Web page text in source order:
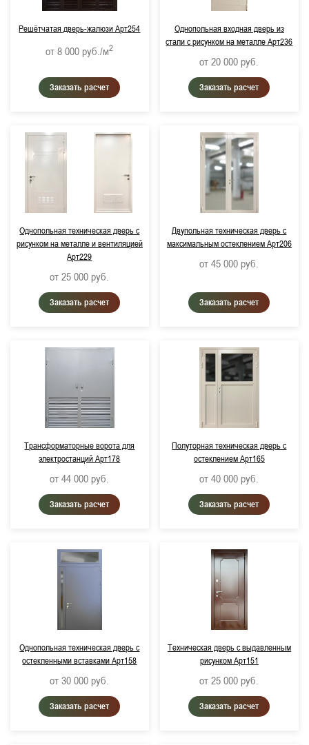
Решётчатая дверь-жалюзи Арт254
от 8 000 руб./м2
Заказать расчет
Однопольная входная дверь из
стали с рисунком на металле Арт236
от 20 000 руб.
Заказать расчет
Однопольная техническая дверь с
рисунком на металле и вентиляцией
Арт229
от 25 000 руб.
Заказать расчет
Двупольная техническая дверь с
максимальным остеклением Арт206
от 45 000 руб.
Заказать расчет
Трансформаторные ворота для
электростанций Арт178
от 44 000 руб.
Заказать расчет
Полуторная техническая дверь с
остеклением Арт165
от 40 000 руб.
Заказать расчет
Однопольная техническая дверь с
остекленными вставками Арт158
от 30 000 руб.
Заказать расчет
Техническая дверь с выдавленным
рисунком Арт151
от 25 000 руб.
Заказать расчет